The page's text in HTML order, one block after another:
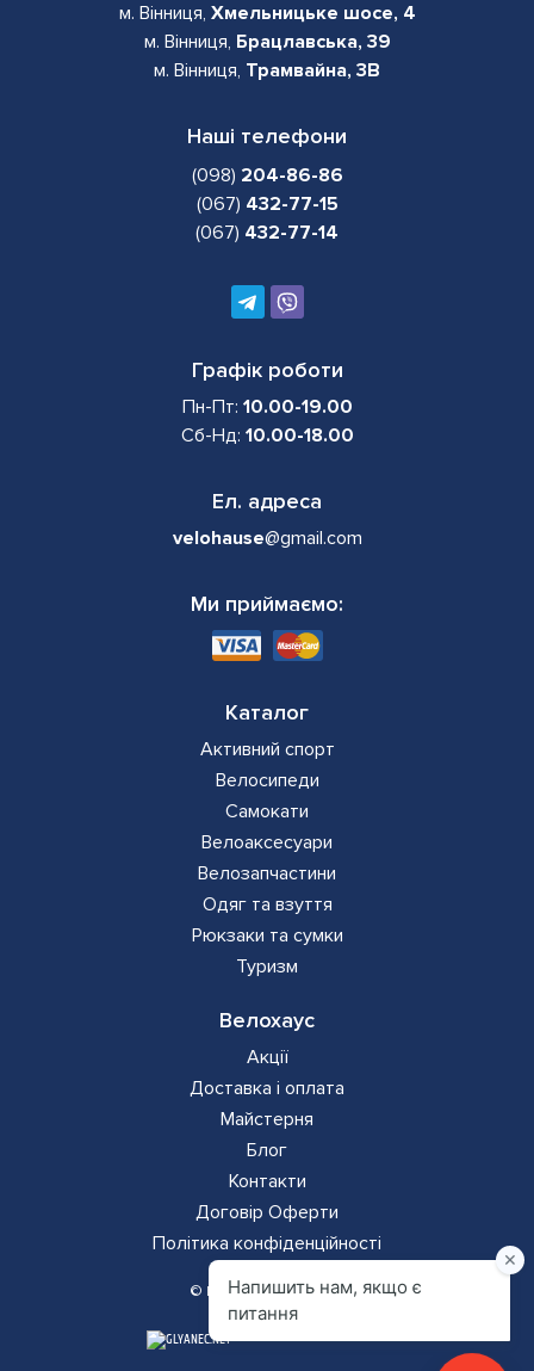
Каталог
Активний спорт
Велосипеди
Самокати
Велоаксесуари
Велозапчастини
Одяг та взуття
Рюкзаки та сумки
Туризм
Велохаус
Акції
Доставка і оплата
Майстерня
Блог
Контакти
Договір Оферти
Політика конфіденційності
м. Вінниця, Хмельницьке шосе, 4
м. Вінниця, Брацлавська, 39
м. Вінниця, Трамвайна, 3В
Наші телефони
(098) 204-86-86
(067) 432-77-15
(067) 432-77-14
Графік роботи
Пн-Пт: 10.00-19.00
Сб-Нд: 10.00-18.00
Ел. адреса
velohause@gmail.com
Ми приймаємо:
© Всі права захищено